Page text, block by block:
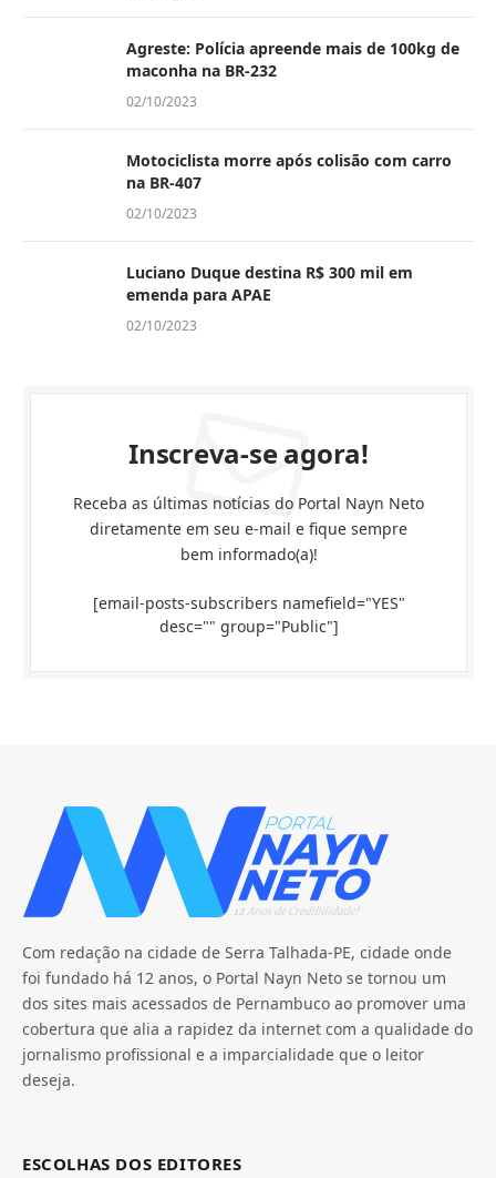
Agreste: Polícia apreende mais de 100kg de
maconha na BR-232
02/10/2023
Motociclista morre após colisão com carro
na BR-407
02/10/2023
Luciano Duque destina R$ 300 mil em
emenda para APAE
02/10/2023
Inscreva-se agora!
Receba as últimas notícias do Portal Nayn Neto
diretamente em seu e-mail e fique sempre
bem informado(a)!
[email-posts-subscribers namefield="YES"
desc="" group="Public"]
Com redação na cidade de Serra Talhada-PE, cidade onde
foi fundado há 12 anos, o Portal Nayn Neto se tornou um
dos sites mais acessados de Pernambuco ao promover uma
cobertura que alia a rapidez da internet com a qualidade do
jornalismo profissional e a imparcialidade que o leitor
deseja.
ESCOLHAS DOS EDITORES